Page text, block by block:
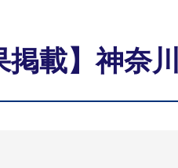
掲載】神奈